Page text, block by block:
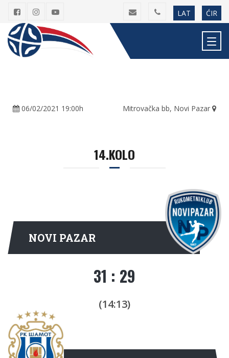
LAT ĆIR
06/02/2021 19:00h Mitrovačka bb, Novi Pazar
14.KOLO
NOVI PAZAR
31 : 29
(14:13)